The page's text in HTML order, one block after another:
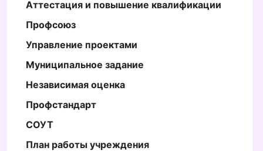
Аттестация и повышение квалификации
Профсоюз
Управление проектами
Муниципальное задание
Независимая оценка
Профстандарт
СОУТ
План работы учреждения